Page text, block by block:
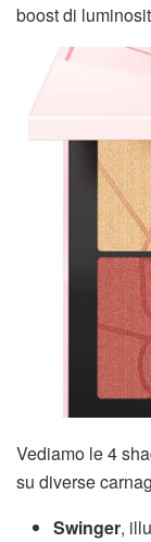
boost di
Vediamo le 4
su diverse
Swinger,